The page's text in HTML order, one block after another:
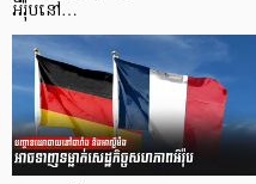
អឺរ៉ុបនៅ…